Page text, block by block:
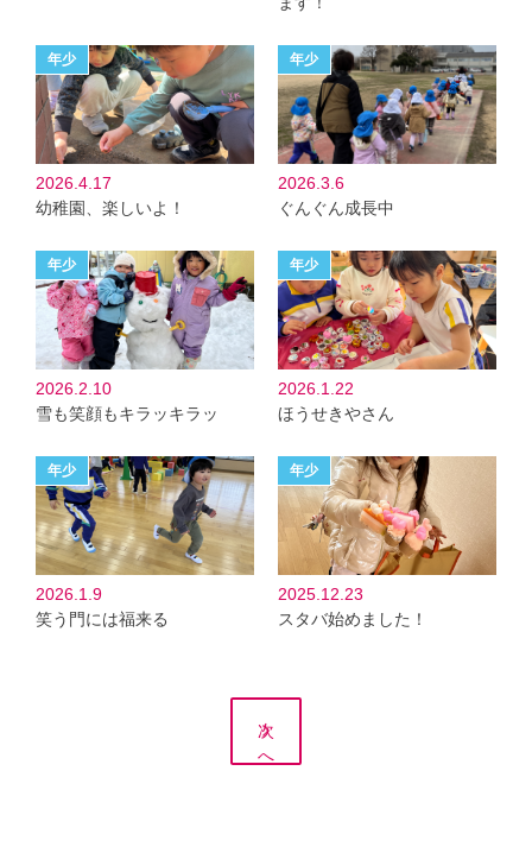
2026.4.17
幼稚園、楽しいよ！
2026.3.6
ぐんぐん成長中
2026.2.10
雪も笑顔もキラッキラッ
2026.1.22
ほうせきやさん
2026.1.9
笑う門には福来る
2025.12.23
スタバ始めました！
次
へ